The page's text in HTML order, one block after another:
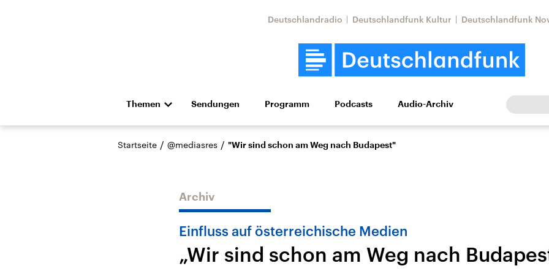
Deutschlandradio Deutschlandfunk Kultur Deutschlandfunk
Themen
Die Nachrichten Politik Wirtschaft Wissen Kultur Europa
Hörspiel und Feature Musik
Landtagswahl Sachsen-
Anhalt 2026
USA
Nahostkonflikt
Aktuelle Lage und
Iran
Aktuelle Lage und
Sendungen Programm Podcasts Audio-Archiv
Startseite / @mediasres / "Wir sind schon am Weg nach Budapest"
Archiv
Einfluss auf österreichische Medien
„Wir sind schon am Weg nach